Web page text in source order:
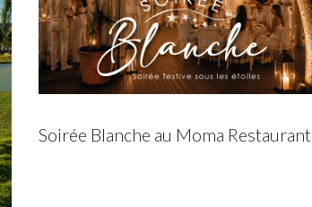
Soirée Blanche au Moma Restaurant